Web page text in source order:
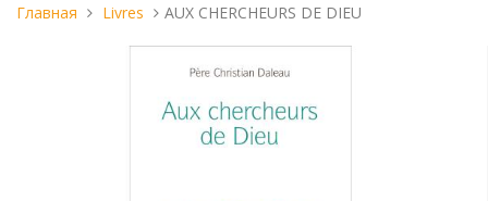
Вы
Главная Livres AUX CHERCHEURS DE DIEU